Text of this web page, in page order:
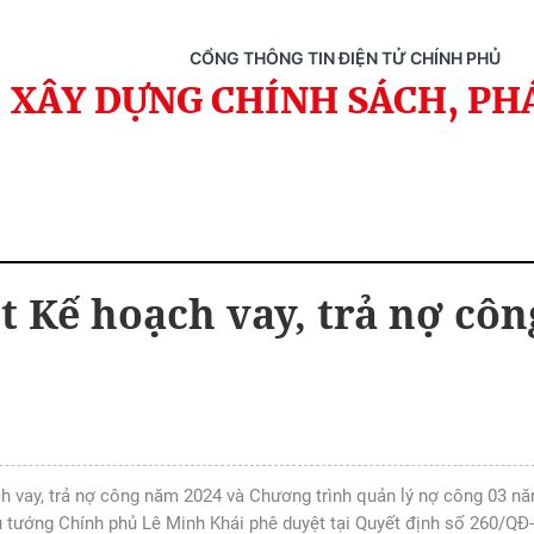
CỔNG THÔNG TIN ĐIỆN TỬ CHÍNH PHỦ
XÂY DỰNG CHÍNH SÁCH,
Kế hoạch vay, trả nợ
vay, trả nợ công năm 2024 và Chương trình quản lý nợ công 03
Chính phủ Lê Minh Khái phê duyệt tại Quyết định số 260/